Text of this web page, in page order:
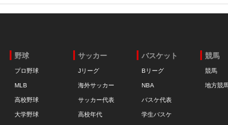
野球
プロ野球
MLB
高校野球
大学野球
サッカー
Jリーグ
海外サッカー
サッカー代表
高校年代
バスケット
Bリーグ
NBA
バスケ代表
学生バスケ
競馬
競馬
地方競